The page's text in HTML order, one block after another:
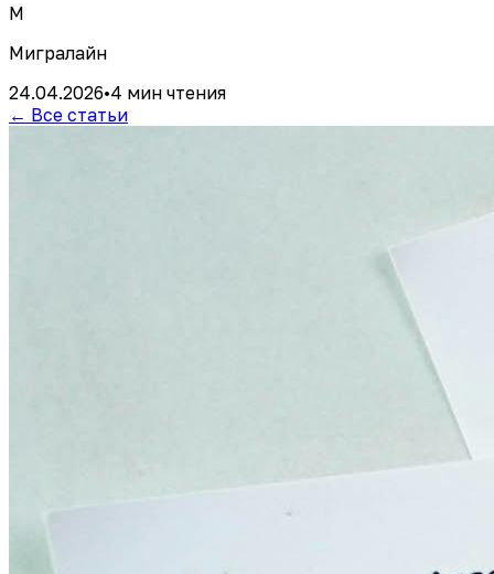
М
Мигралайн
24.04.2026•4 мин чтения
← Все статьи